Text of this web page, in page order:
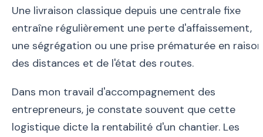
Une livraison classique depuis une centrale fixe
entraîne régulièrement une perte d'affaissement,
une ségrégation ou une prise prématurée en raison
des distances et de l'état des routes.
Dans mon travail d'accompagnement des
entrepreneurs, je constate souvent que cette
logistique dicte la rentabilité d'un chantier. Les